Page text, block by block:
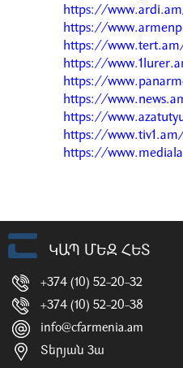
https://
https://
https://
https://
https://
https://
https://
https://
https://
ԿԱՊ ՄԵԶ ՀԵՏ
+374 (10) 52-20-32
+374 (10) 52-20-38
info@cfarmenia.am
Տերյան 3ա